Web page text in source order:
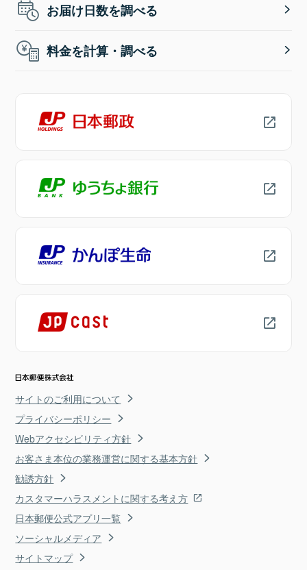
お届け日数を調べる
料金を計算・調べる
サイトのご利用について
プライバシーポリシー
Webアクセシビリティ方針
お客さま本位の業務運営に関する基本方針
勧誘方針
カスタマーハラスメントに関する考え方
日本郵便公式アプリ一覧
ソーシャルメディア
サイトマップ